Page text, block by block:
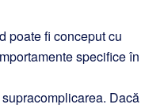
poate fi conceput cu
specifice în
Dacă